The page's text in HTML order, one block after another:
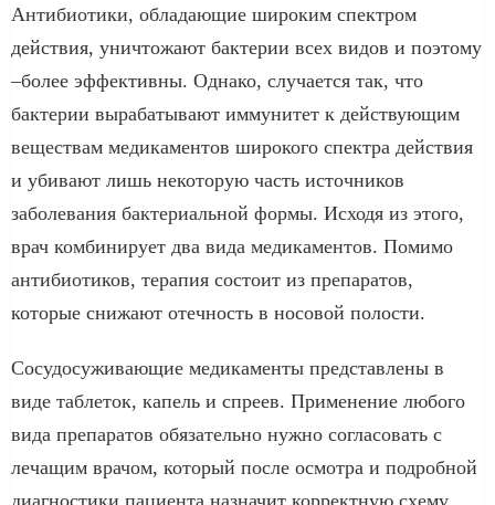
Антибиотики, обладающие широким спектром
действия, уничтожают бактерии всех видов и поэтому
–более эффективны. Однако, случается так, что
бактерии вырабатывают иммунитет к действующим
веществам медикаментов широкого спектра действия
и убивают лишь некоторую часть источников
заболевания бактериальной формы. Исходя из этого,
врач комбинирует два вида медикаментов. Помимо
антибиотиков, терапия состоит из препаратов,
которые снижают отечность в носовой полости.
Сосудосуживающие медикаменты представлены в
виде таблеток, капель и спреев. Применение любого
вида препаратов обязательно нужно согласовать с
лечащим врачом, который после осмотра и подробной
диагностики пациента назначит корректную схему